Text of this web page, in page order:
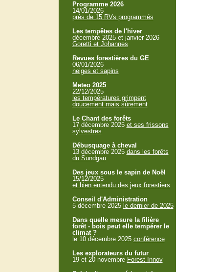
Programme 2026
14/01/2026
près de 15 RVs programmés
Les tempêtes de l'hiver
décembre 2025 et janvier 2026
Goretti et Johannes
Revues forestières du GE
06/01/2026
neiges et sapins
Meteo 2025
22/12/2025
les températures grimpent
doucement mais sûrement
Le Chant des forêts
17 décembre 2025 et ses frissons
sylvestres
Débusquage à cheval
13 décembre 2025 dans les forêts
du Sundgau
Des jeux sous le sapin de Noël
15/12/2025
et bien entendu des jeux forestiers
Conseil d'Administration
5 décembre 2025 le dernier de 2025
Dans quelle mesure la filière
forêt - bois peut elle tempérer le
climat ?
le 10 décembre 2025 conférence
Les explorateurs du futur
19 et 20 novembre Forest Innov